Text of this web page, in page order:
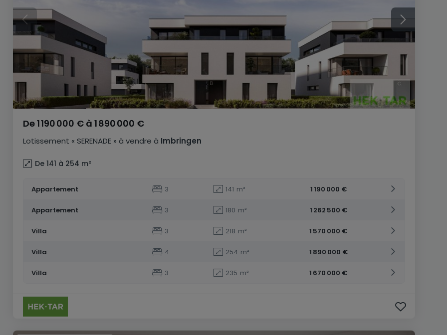
Lotissement « SERENADE » à vendre à Imbringen
De1 190 000 € à 1 890 000 €
De 141 à 254 m²
Appartement 3 141 m² 1 190 000 €
Appartement 3 180 m² 1 262 500 €
Villa 3 218 m² 1 570 000 €
Villa 4 254 m² 1 890 000 €
Villa 3 235 m² 1 670 000 €